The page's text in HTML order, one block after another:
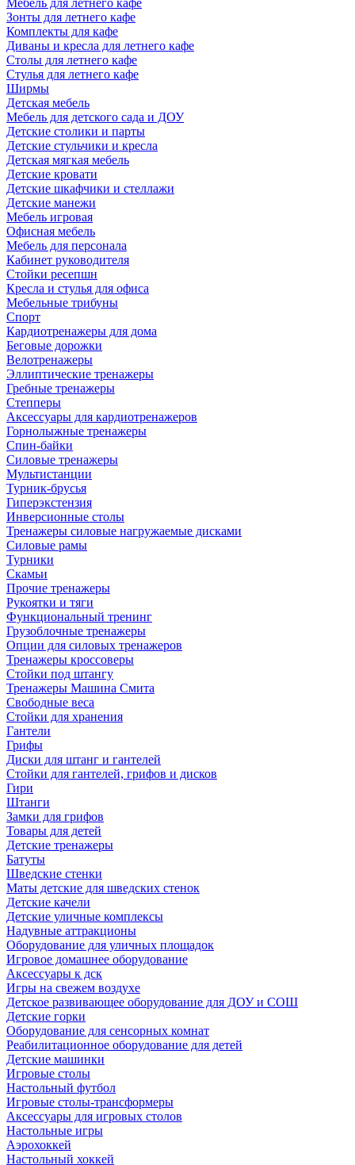
Мебель для летнего кафе
Зонты для летнего кафе
Комплекты для кафе
Диваны и кресла для летнего кафе
Столы для летнего кафе
Стулья для летнего кафе
Ширмы
Детская мебель
Мебель для детского сада и ДОУ
Детские столики и парты
Детские стульчики и кресла
Детская мягкая мебель
Детские кровати
Детские шкафчики и стеллажи
Детские манежи
Мебель игровая
Офисная мебель
Мебель для персонала
Кабинет руководителя
Стойки ресепшн
Кресла и стулья для офиса
Мебельные трибуны
Спорт
Кардиотренажеры для дома
Беговые дорожки
Велотренажеры
Эллиптические тренажеры
Гребные тренажеры
Степперы
Аксессуары для кардиотренажеров
Горнолыжные тренажеры
Спин-байки
Силовые тренажеры
Мультистанции
Турник-брусья
Гиперэкстензия
Инверсионные столы
Тренажеры силовые нагружаемые дисками
Силовые рамы
Турники
Скамьи
Прочие тренажеры
Рукоятки и тяги
Функциональный тренинг
Грузоблочные тренажеры
Опции для силовых тренажеров
Тренажеры кроссоверы
Стойки под штангу
Тренажеры Машина Смита
Свободные веса
Стойки для хранения
Гантели
Грифы
Диски для штанг и гантелей
Стойки для гантелей, грифов и дисков
Гири
Штанги
Замки для грифов
Товары для детей
Детские тренажеры
Батуты
Шведские стенки
Маты детские для шведских стенок
Детские качели
Детские уличные комплексы
Надувные аттракционы
Оборудование для уличных площадок
Игровое домашнее оборудование
Аксессуары к дск
Игры на свежем воздухе
Детское развивающее оборудование для ДОУ и СОШ
Детские горки
Оборудование для сенсорных комнат
Реабилитационное оборудование для детей
Детские машинки
Игровые столы
Настольный футбол
Игровые столы-трансформеры
Аксессуары для игровых столов
Настольные игры
Аэрохоккей
Настольный хоккей